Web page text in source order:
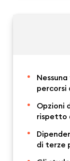
Opzioni
rispetto
di terze